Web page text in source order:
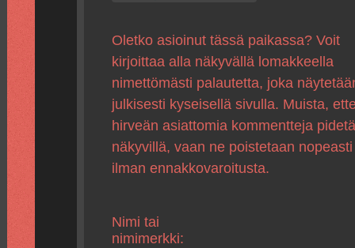
Oletko asioinut tässä paikassa? Voit
kirjoittaa alla näkyvällä lomakkeella
nimettömästi palautetta, joka
julkisesti kyseisellä sivulla. Muista,
hirveän asiattomia kommentteja pidetä
näkyvillä, vaan ne poistetaan
ilman ennakkovaroitusta.
Nimi tai
nimimerkki: